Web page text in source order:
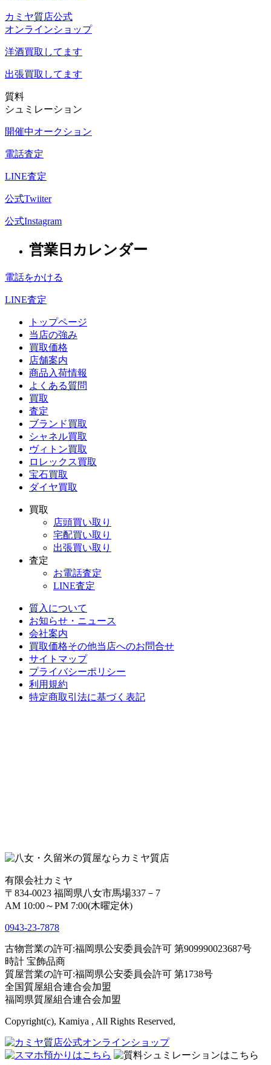
カミヤ質店公式
オンラインショップ
洋酒買取してます
出張買取 してます
質料
シュミレーション
開催中オークション
電話査定
LINE査定
公式Twiiter
公式Instagram
営業日カレンダー
電話をかける
LINE査定
トップページ
当店の強み
買取価格
店舗案内
商品入荷情報
よくある質問
買取
査定
ブランド買取
シャネル買取
ヴィトン買取
ロレックス買取
宝石買取
ダイヤ買取
買取
店頭買い取り
宅配買い取り
出張買い取り
査定
お電話査定
LINE査定
質入について
お知らせ・ニュース
会社案内
買取価格その他当店へのお問合せ
サイトマップ
プライバシーポリシー
利用規約
特定商取引法に基づく表記
有限会社カミヤ
〒834-0023 福岡県八女市馬場337－7
AM 10:00～PM 7:00(木曜定休)
0943-23-7878
古物営業の許可:福岡県公安委員会許可 第909990023687号
時計 宝飾品商
質屋営業の許可:福岡県公安委員会許可 第1738号
全国質屋組合連合会加盟
福岡県質屋組合連合会加盟
Copyright(c), Kamiya , All Rights Reserved,